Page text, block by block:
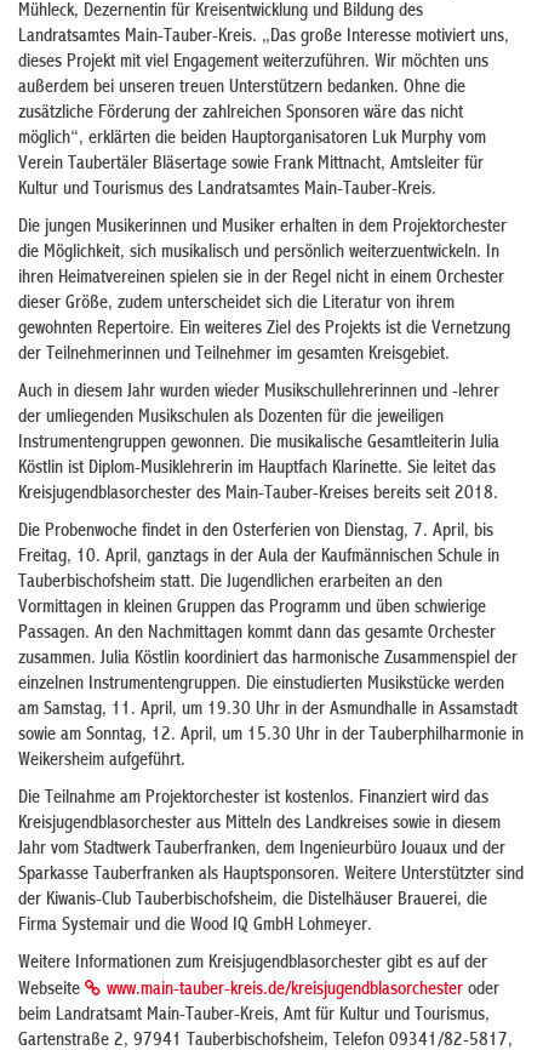
Mühleck, Dezernentin für Kreisentwicklung und Bildung des
Landratsamtes Main-Tauber-Kreis. „Das große Interesse motiviert uns,
dieses Projekt mit viel Engagement weiterzuführen. Wir möchten uns
außerdem bei unseren treuen Unterstützern bedanken. Ohne die
zusätzliche Förderung der zahlreichen Sponsoren wäre das nicht
möglich“, erklärten die beiden Hauptorganisatoren Luk Murphy vom
Verein Taubertäler Bläsertage sowie Frank Mittnacht, Amtsleiter für
Kultur und Tourismus des Landratsamtes Main-Tauber-Kreis.
Die jungen Musikerinnen und Musiker erhalten in dem Projektorchester
die Möglichkeit, sich musikalisch und persönlich weiterzuentwickeln. In
ihren Heimatvereinen spielen sie in der Regel nicht in einem Orchester
dieser Größe, zudem unterscheidet sich die Literatur von ihrem
gewohnten Repertoire. Ein weiteres Ziel des Projekts ist die Vernetzung
der Teilnehmerinnen und Teilnehmer im gesamten Kreisgebiet.
Auch in diesem Jahr wurden wieder Musikschullehrerinnen und -lehrer
der umliegenden Musikschulen als Dozenten für die jeweiligen
Instrumentengruppen gewonnen. Die musikalische Gesamtleiterin Julia
Köstlin ist Diplom-Musiklehrerin im Hauptfach Klarinette. Sie leitet das
Kreisjugendblasorchester des Main-Tauber-Kreises bereits seit 2018.
Die Probenwoche findet in den Osterferien von Dienstag, 7. April, bis
Freitag, 10. April, ganztags in der Aula der Kaufmännischen Schule in
Tauberbischofsheim statt. Die Jugendlichen erarbeiten an den
Vormittagen in kleinen Gruppen das Programm und üben schwierige
Passagen. An den Nachmittagen kommt dann das gesamte Orchester
zusammen. Julia Köstlin koordiniert das harmonische Zusammenspiel der
einzelnen Instrumentengruppen. Die einstudierten Musikstücke werden
am Samstag, 11. April, um 19.30 Uhr in der Asmundhalle in Assamstadt
sowie am Sonntag, 12. April, um 15.30 Uhr in der Tauberphilharmonie in
Weikersheim aufgeführt.
Die Teilnahme am Projektorchester ist kostenlos. Finanziert wird das
Kreisjugendblasorchester aus Mitteln des Landkreises sowie in diesem
Jahr vom Stadtwerk Tauberfranken, dem Ingenieurbüro Jouaux und der
Sparkasse Tauberfranken als Hauptsponsoren. Weitere Unterstützter sind
der Kiwanis-Club Tauberbischofsheim, die Distelhäuser Brauerei, die
Firma Systemair und die Wood IQ GmbH Lohmeyer.
Weitere Informationen zum Kreisjugendblasorchester gibt es auf der
Webseite
www.main-tauber-kreis.de/kreisjugendblasorchester oder
beim Landratsamt Main-Tauber-Kreis, Amt für Kultur und Tourismus,
Gartenstraße 2, 97941 Tauberbischofsheim, Telefon 09341/82-5817,